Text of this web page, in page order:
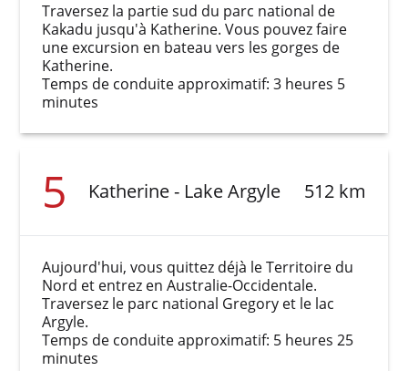
Traversez la partie sud du parc national de
Kakadu jusqu'à Katherine. Vous pouvez faire
une excursion en bateau vers les gorges de
Katherine.
Temps de conduite approximatif: 3 heures 5
minutes
5 Katherine - Lake Argyle 512 km
Aujourd'hui, vous quittez déjà le Territoire du
Nord et entrez en Australie-Occidentale.
Traversez le parc national Gregory et le lac
Argyle.
Temps de conduite approximatif: 5 heures 25
minutes